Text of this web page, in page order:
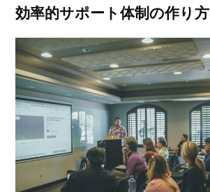
効率的サポート体制の作り方